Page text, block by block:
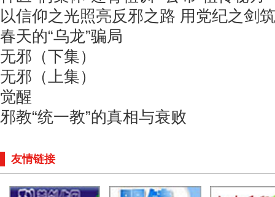
以信仰之光照亮反邪之路 用党纪之剑
春天的“乌龙”骗局
无邪（下集）
无邪（上集）
觉醒
邪教“统一教”的真相与衰败
友情链接